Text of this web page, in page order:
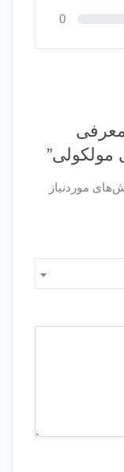
0
موردنیاز